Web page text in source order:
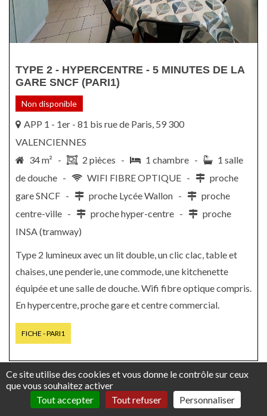
TYPE 2 - HYPERCENTRE - 5 MINUTES DE LA
GARE SNCF (PARI1)
Non disponible
APP 1 - 1er - 81 bis rue de Paris, 59 300
VALENCIENNES
34 m² -
2 pièces - 1 chambre -
1 salle
de douche -
WIFI FIBRE OPTIQUE -
proche
gare SNCF -
proche Lycée Wallon -
proche
centre-ville -
proche hyper-centre -
proche
INSA (tramway)
Type 2 lumineux avec un lit double, un clic clac, table et
chaises, une penderie, une commode, une kitchenette
équipée et une salle de douche. Wifi fibre optique compris.
En hypercentre, proche gare et centre commercial.
FICHE - PARI1
Ce site utilise des cookies et vous donne le contrôle sur ceux
que vous souhaitez activer
Tout accepter
Tout refuser Personnaliser